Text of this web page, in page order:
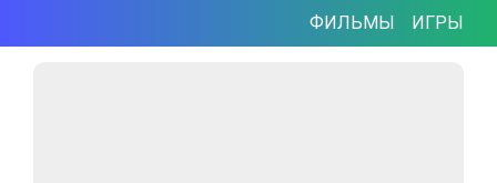
ФИЛЬМЫ ИГРЫ